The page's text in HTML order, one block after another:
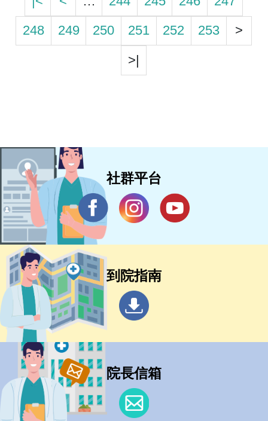
248
249 250 251 252 253
>
>|
社群平台
到院指南
院長信箱